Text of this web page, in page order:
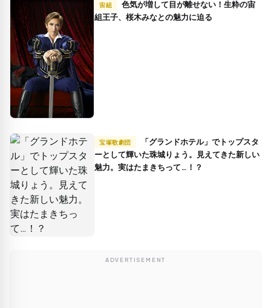
宙組
組王子、桜木みなとの魅力に迫る
宝塚歌劇団
ーとして輝いた珠城りょう。見えてきた新しい
魅力。実はたまきちって…！？
ADVERTISEMENT